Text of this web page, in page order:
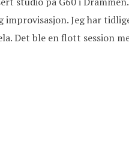
improvisasjon. Jeg har
Det ble en flott session